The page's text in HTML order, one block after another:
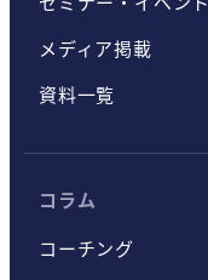
メディア掲載
資料一覧
コラム
コーチング